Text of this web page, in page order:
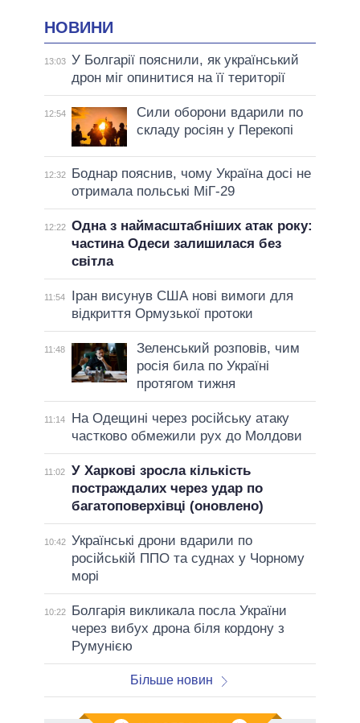
НОВИНИ
13:03 У Болгарії пояснили, як український
дрон міг опинитися на її території
12:54
Сили оборони вдарили по
складу росіян у Перекопі
12:32
Боднар пояснив, чому Україна досі не
отримала польські МіГ-29
12:22 Одна з наймасштабніших атак року:
частина Одеси залишилася без
світла
11:54
Іран висунув США нові вимоги для
відкриття Ормузької протоки
11:48
Зеленський розповів, чим
росія била по Україні
протягом тижня
11:14
На Одещині через російську атаку
частково обмежили рух до Молдови
11:02
У Харкові зросла кількість
постраждалих через удар по
багатоповерхівці (оновлено)
10:42 Українські дрони вдарили по
російській ППО та суднах у Чорному
морі
10:22
Болгарія викликала посла України
через вибух дрона біля кордону з
Румунією
Більше новин